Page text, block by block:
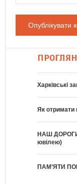
Харківські
Як отримати
НАШ
ювілею)
ПАМ’ЯТИ